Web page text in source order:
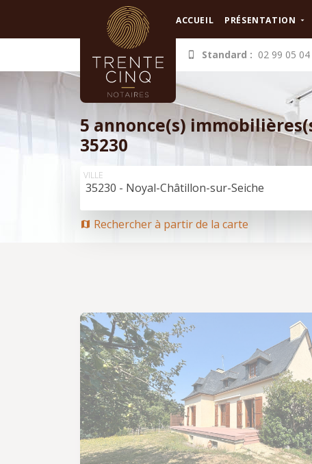
ACCUEIL PRÉSENTATION
Standard : 02 99 05 04
5 annonce(s)
35230
VILLE
35230 - Noyal-Châtillon-sur-Seiche
Rechercher à partir de la carte
Panneau de gestion des cookies